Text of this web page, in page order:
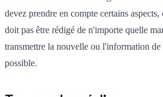
devez prendre en compte certains
doit pas être rédigé de n'importe quelle
transmettre la nouvelle ou l'information
possible.